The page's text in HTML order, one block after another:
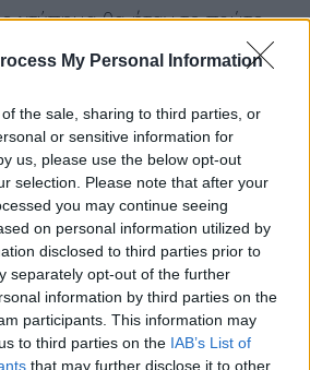
My Personal Information
the sale, sharing to third parties, or
or sensitive information for
us, please use the below opt-out
selection. Please note that after your
you may continue seeing
on personal information utilized by
disclosed to third parties prior to
separately opt-out of the further
information by third parties on the
participants. This information may
to third parties on the IAB’s List of
that may further disclose it to other
χτύπημα θα ήταν το πρώτο
σηματοδοτώντας σοβαρή
χιλιόμετρα μακριά από τα
τονίζει.
του ΚΚΕ:
είναι υπόλογη απέναντι
Η πολιτική της πολεμικής
λαό και τη χώρα στην
πολέμου!